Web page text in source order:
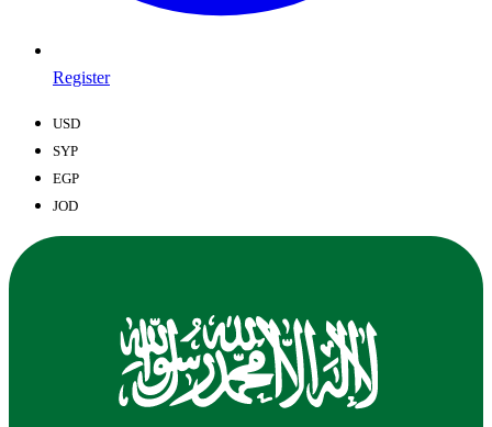
Register
USD
SYP
EGP
JOD